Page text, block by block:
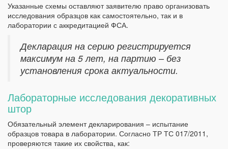
Указанные схемы оставляют заявителю право организовать
исследования образцов как самостоятельно, так и в
лаборатории с аккредитацией ФСА.
Декларация на серию регистрируется
максимум на 5 лет, на партию – без
установления срока актуальности.
Лабораторные исследования декоративных
штор
Обязательный элемент декларирования – испытание
образцов товара в лаборатории. Согласно ТР ТС 017/2011,
проверяются такие их свойства, как: